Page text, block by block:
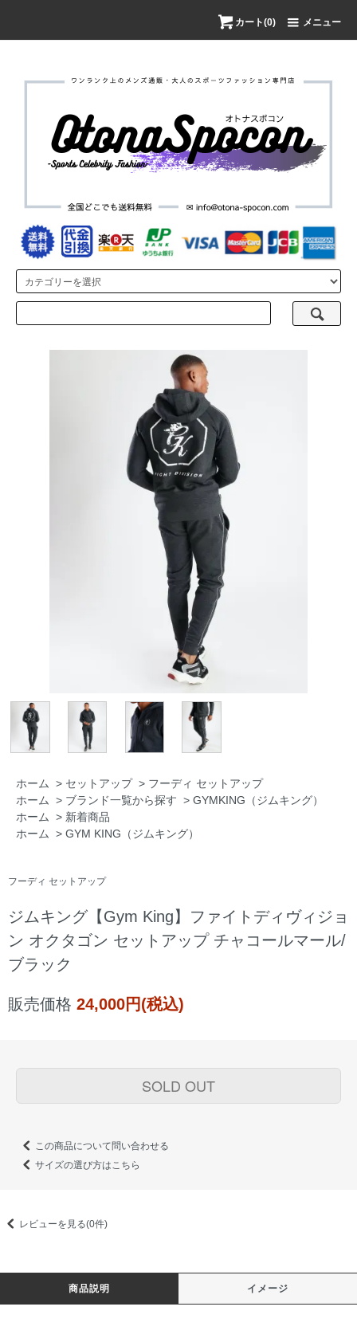
カート(0) メニュー
ホーム > セットアップ > フーディ セットアップ
ホーム
> ブランド一覧から探す > GYMKING（ジムキング）
ホーム
> 新着商品
ホーム
> GYM KING（ジムキング）
フーディ セットアップ
ジムキング【Gym King】ファイトディヴィジョ
ン オクタゴン セットアップ チャコールマール/
ブラック
販売価格 24,000円(税込)
SOLD OUT
この商品について問い合わせる
サイズの選び方はこちら
レビューを見る(0件)
商品説明 イメージ